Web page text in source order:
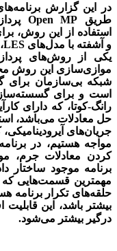
در این گزارش
طریق Open MP
استفاده از این روش،
و آشفته با مدل‌هایLES
یکی از روش‌های
موازی‌سازی این روش
شبکه بی‌سازمان برای
است و برای
رانگ-کوتا، که دارای
حل معادلات می‌باشد،
جریان‌های
مواجه هستیم، در
کردن معادلات جرم،
برنامه موجود
مهمترین قسمت‌هایی که
حلقه‌های تکرار برنامه
بیشتر باشد، این
درگیر بیشتر می‌شود.